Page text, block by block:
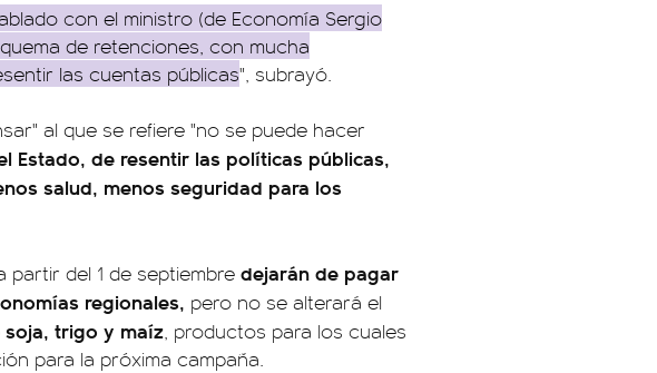
con el ministro (de Economía Sergio
de retenciones, con mucha
las cuentas públicas", subrayó.
al que se refiere "no se puede hacer
Estado, de resentir las políticas públicas,
salud, menos seguridad para los
partir del 1 de septiembre dejarán de pagar
regionales, pero no se alterará el
trigo y maíz, productos para los cuales
para la próxima campaña.